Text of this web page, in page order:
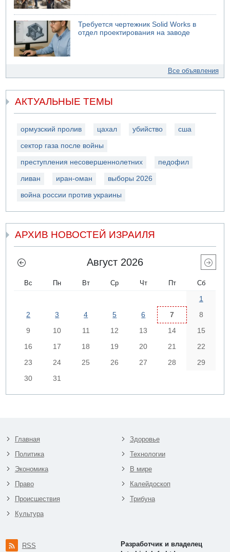
Требуется чертежник Solid Works в
отдел проектирования на заводе
Все объявления
АКТУАЛЬНЫЕ ТЕМЫ
ормузский пролив цахал убийство сша
сектор газа после войны
преступления несовершеннолетних педофил
ливан иран-оман выборы 2026
война россии против украины
АРХИВ НОВОСТЕЙ ИЗРАИЛЯ
Август 2026
Вс Пн Вт Ср Чт Пт Сб
1
2
3 4 5 6 7
8
9
10 11 12 13 14
15
16
17 18 19 20 21
22
23
24 25 26 27 28
29
30
31
Главная
Политика
Экономика
Право
Происшествия
Культура
Здоровье
Технологии
В мире
Калейдоскоп
Трибуна
RSS
Разработчик и владелец